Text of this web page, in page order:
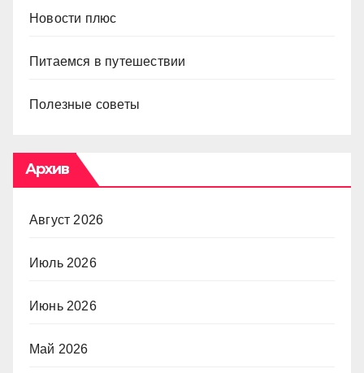
Новости плюс
Питаемся в путешествии
Полезные советы
Архив
Август 2026
Июль 2026
Июнь 2026
Май 2026